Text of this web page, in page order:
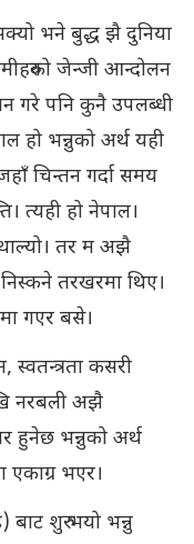
भने बुद्ध झै दुनिया
जेन्जी आन्दोलन
गरे पनि कुनै उपलब्धी
हो भन्नुको अर्थ यही
चिन्तन गर्दा समय
त्यही हो नेपाल।
तर म अझै
तरखरमा थिए।
गएर बसे।
स्वतन्त्रता कसरी
नरबली अझै
हुनेछ भन्नुको अर्थ
एकाग्र भएर।
शुरु भयो भन्नु